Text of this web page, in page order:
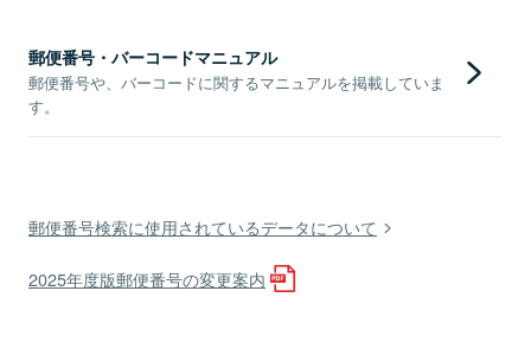
郵便番号・バーコードマニュアル
郵便番号や、バーコードに関するマニュアルを掲載していま
す。
郵便番号検索に使用されているデータについて
2025年度版郵便番号の変更案内